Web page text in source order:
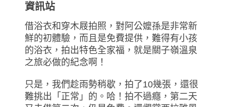
資訊站
借浴衣和穿木屐拍照，對阿公嬤孫是非常新
鮮的初體驗，而且是免費提供，難得有小孩
的浴衣，拍出特色全家福，就是關子嶺溫泉
之旅必做的紀念啊！
只是，我們趁雨勢稍歇，拍了10幾張，還很
難挑出「正常」的。哈！拍不過癮，第二天